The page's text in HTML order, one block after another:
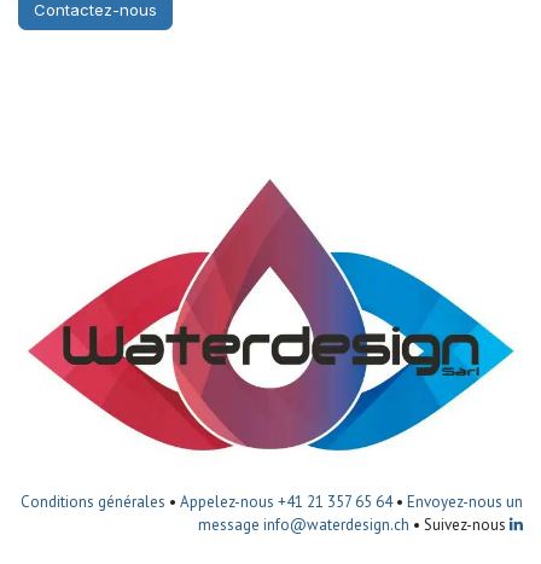
Contactez-nous
Conditions générales • Appelez-nous +41 21 357 65 64• Envoyez-nous un
message info@waterdesign.ch • Suivez-nous